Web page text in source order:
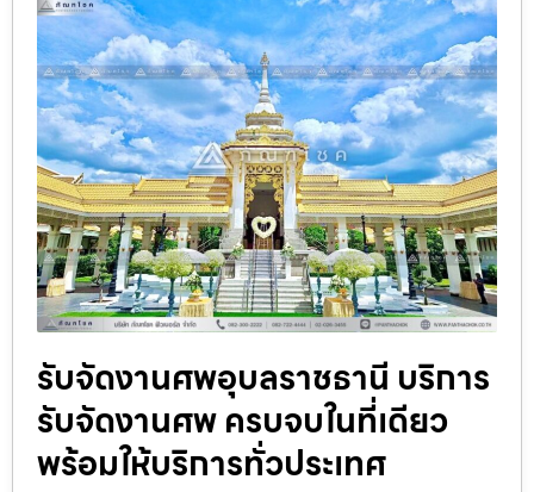
รับจัดงานศพอุบลราชธานี บริการ
รับจัดงานศพ ครบจบในที่เดียว
พร้อมให้บริการทั่วประเทศ